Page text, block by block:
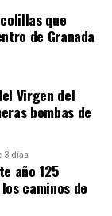
que
de Granada
Virgen del
bombas de
3 días
año 125
caminos de